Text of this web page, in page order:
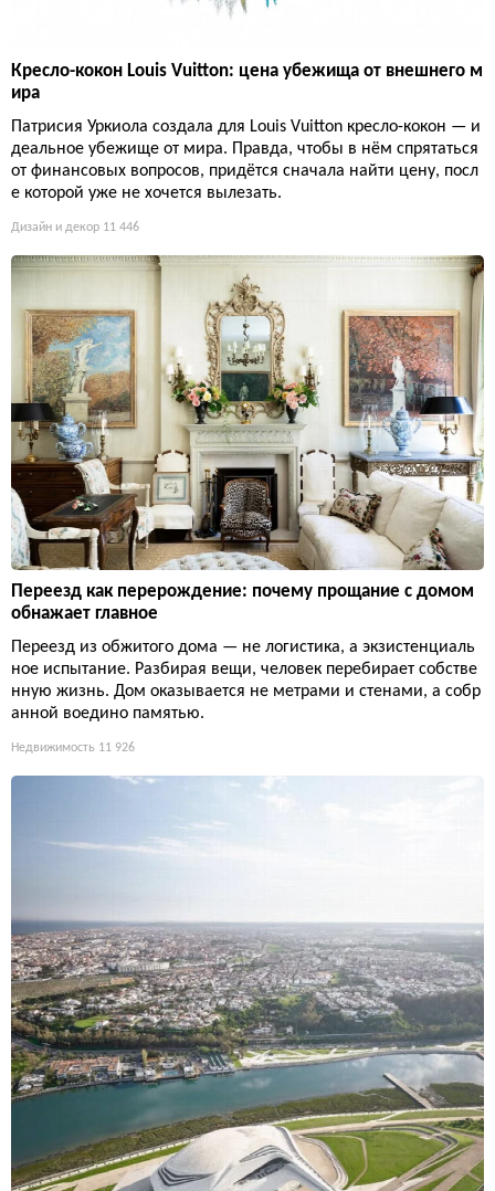
Кресло-кокон Louis Vuitton: цена убежища от внешнего м
ира
Патрисия Уркиола создала для Louis Vuitton кресло-кокон — и
деальное убежище от мира. Правда, чтобы в нём спрятаться
от финансовых вопросов, придётся сначала найти цену, посл
е которой уже не хочется вылезать.
Дизайн и декор 11 446
Переезд как перерождение: почему прощание с домом
обнажает главное
Переезд из обжитого дома — не логистика, а экзистенциаль
ное испытание. Разбирая вещи, человек перебирает собстве
нную жизнь. Дом оказывается не метрами и стенами, а собр
анной воедино памятью.
Недвижимость 11 926